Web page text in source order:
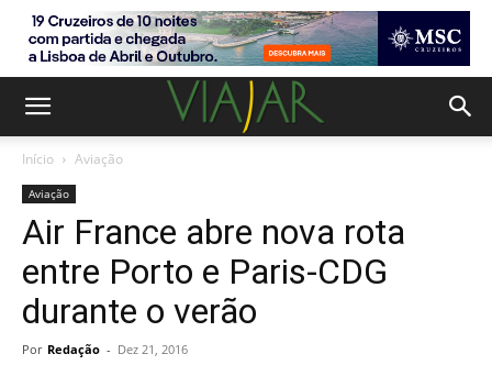
Início Aviação
Aviação
Air France abre nova rota
entre Porto e Paris-CDG
durante o verão
Por Redação - Dez 21, 2016